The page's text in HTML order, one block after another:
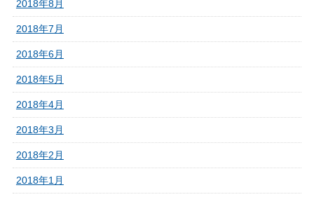
2018年8月
2018年7月
2018年6月
2018年5月
2018年4月
2018年3月
2018年2月
2018年1月